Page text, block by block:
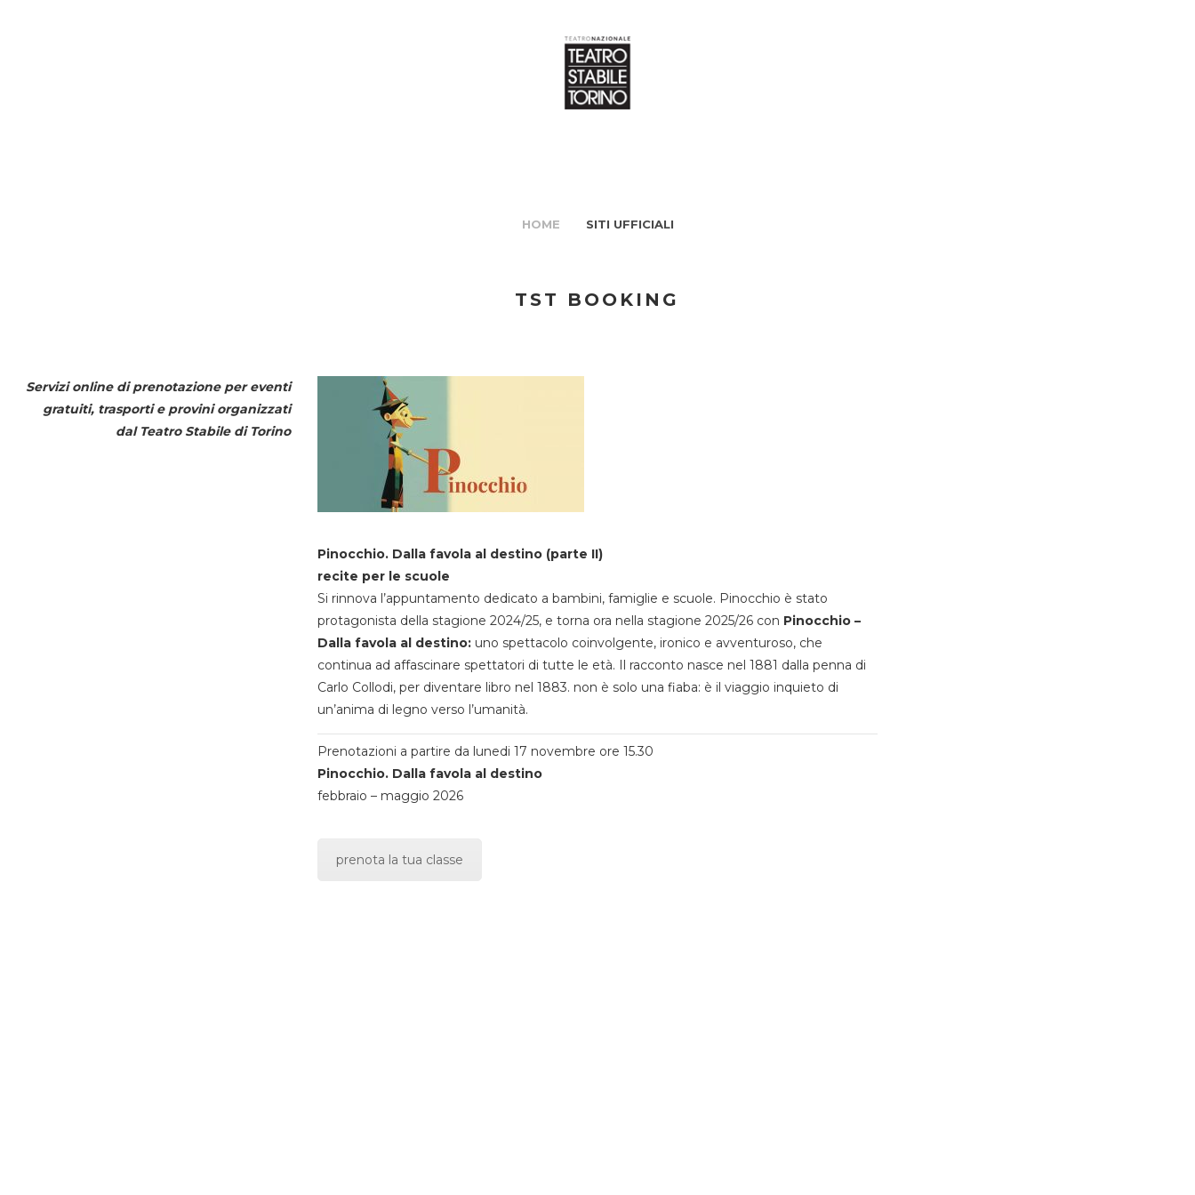
HOME SITI UFFICIALI
TST BOOKING
Servizi online di prenotazione per eventi
gratuiti, trasporti e provini organizzati
dal Teatro Stabile di Torino
Pinocchio. Dalla favola al destino (parte II)
recite per le scuole
Si rinnova l’appuntamento dedicato a bambini, famiglie e scuole. Pinocchio è stato
protagonista della stagione 2024/25, e torna ora nella stagione 2025/26 con Pinocchio –
Dalla favola al destino:uno spettacolo coinvolgente, ironico e avventuroso, che
continua ad affascinare spettatori di tutte le età. Il racconto nasce nel 1881 dalla penna di
Carlo Collodi, per diventare libro nel 1883. non è solo una fiaba: è il viaggio inquieto di
un’anima di legno verso l’umanità.
Prenotazioni a partire da lunedi 17 novembre ore 15.30
Pinocchio. Dalla favola al destino
febbraio – maggio 2026
prenota la tua classe